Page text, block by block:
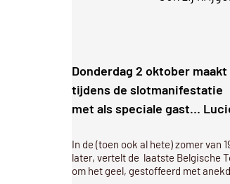
Donderdag 2 oktober
tijdens de slotmanifestatie
met als speciale gast…
In de (toen ook al hete) zomer van
later, vertelt de laatste Belgische
om het geel, gestoffeerd met